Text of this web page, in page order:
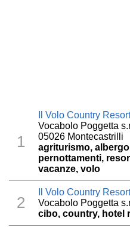
1
Il Volo Country
Vocabolo Poggetta
05026 Montecastrilli
agriturismo,
pernottamenti,
vacanze, volo
2
Il Volo Country
Vocabolo Poggetta
cibo, country, hotel